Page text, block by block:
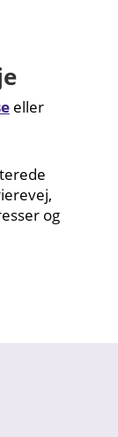
eller
og